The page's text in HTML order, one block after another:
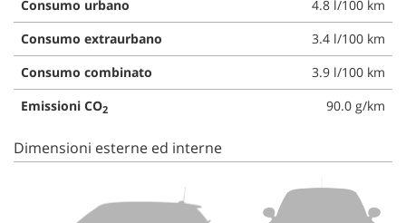
Consumo urbano
4.8 l/100 km
Consumo extraurbano
3.4 l/100 km
Consumo combinato
3.9 l/100 km
Emissioni CO2 90.0 g/km
Dimensioni esterne ed interne